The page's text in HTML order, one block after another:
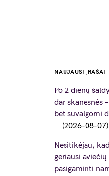
NAUJAUSI ĮRAŠAI
Po 2 dienų
dar skanesnės
bet suvalgomi
2026-08-07
Nesitikėjau,
geriausi
pasigaminti